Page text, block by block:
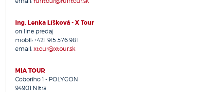
Levoča
Liptovská Osada
Liptovský Mikuláš
Lučenec
Malacky
Malinovo
Ing. Lenka Líšková - X Tour
on line predaj
mobil: +421 915 576 981
email: xtour@xtour.sk
MIA TOUR
Coboriho 1 - POLYGON
94901 Nitra